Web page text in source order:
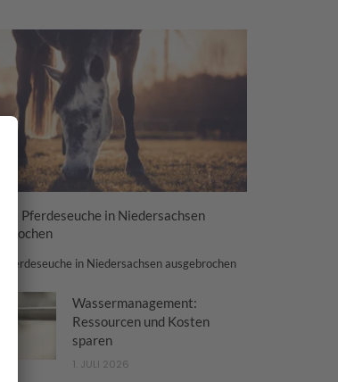
Pferdeseuche in Niedersachsen
Pferdeseuche in Niedersachsen ausgebrochen
Wassermanagement:
Ressourcen und Kosten
sparen
1. JULI 2026